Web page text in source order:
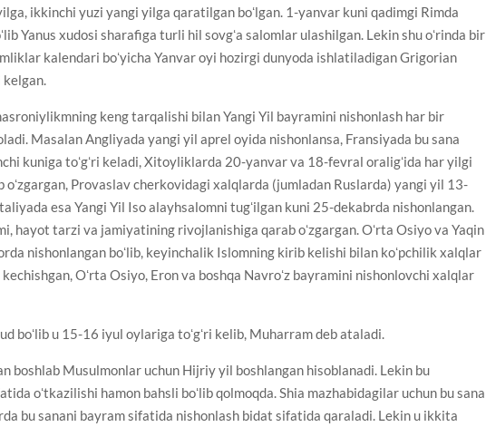
ikkinchi yuzi yangi yilga qaratilgan boʻlgan. 1-yanvar kuni qadimgi Rimda
Yanus xudosi sharafiga turli hil sovgʻa salomlar ulashilgan. Lekin shu oʻrinda bir
kalendari boʻyicha Yanvar oyi hozirgi dunyoda ishlatiladigan Grigorian
kelgan.
keng tarqalishi bilan Yangi Yil bayramini nishonlash har bir
Masalan Angliyada yangi yil aprel oyida nishonlansa, Fransiyada bu sana
kuniga toʻgʻri keladi, Xitoyliklarda 20-yanvar va 18-fevral oraligʻida har yilgi
oʻzgargan, Provaslav cherkovidagi xalqlarda (jumladan Ruslarda) yangi yil 13-
esa Yangi Yil Iso alayhsalomni tugʻilgan kuni 25-dekabrda nishonlangan.
hayot tarzi va jamiyatining rivojlanishiga qarab oʻzgargan. Oʻrta Osiyo va Yaqin
nishonlangan boʻlib, keyinchalik Islomning kirib kelishi bilan koʻpchilik xalqlar
Oʻrta Osiyo, Eron va boshqa Navroʻz bayramini nishonlovchi xalqlar
boʻlib u 15-16 iyul oylariga toʻgʻri kelib, Muharram deb ataladi.
boshlab Musulmonlar uchun Hijriy yil boshlangan hisoblanadi. Lekin bu
oʻtkazilishi hamon bahsli boʻlib qolmoqda. Shia mazhabidagilar uchun bu sana
bu sanani bayram sifatida nishonlash bidat sifatida qaraladi. Lekin u ikkita